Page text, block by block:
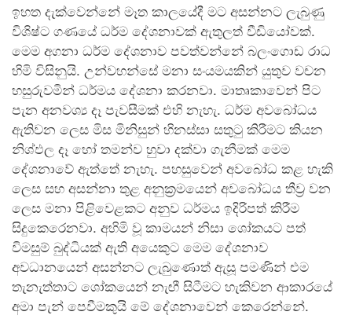
ඉහත දැක්වෙන්නේ මෑත කාලයේදී මට අසන්නට ලැබුණු
විශිෂ්ට ගණයේ ධර්ම දේශනාවක් ඇතුලත් වීඩියෝවක්.
මෙම අගනා ධර්ම දේශනාව පවත්වන්නේ බලංගොඩ රාධ
හිමි විසිනුයි. උන්වහන්සේ මනා සංයමයකින් යුතුව වචන
හසුරුවමින් ධර්මය දේශනා කරනවා. මාතෘකාවෙන් පිට
පැන අනවශ්‍ය දෑ පැවසීමක් එහි නැහැ. ධර්ම අවබෝධය
ඇතිවන ලෙස මිස මිනිසුන් හිනස්සා සතුටු කිරීමට කියන
නිශ්ඵල දෑ හෝ තමන්ව හුවා දක්වා ගැනීමක් මෙම
දේශනාවේ ඇත්තේ නැහැ. පහසුවෙන් අවබෝධ කළ හැකි
ලෙස සහ අසන්නා තුළ අනුක්‍රමයෙන් අවබෝධය තීව්‍ර වන
ලෙස මනා පිළිවෙළකට අනුව ධර්මය ඉදිරිපත් කිරීම
සිදුකෙරෙනවා. අහිමි වූ කාමයන් නිසා ශෝකයට පත්
විමසුම් බුද්ධියක් ඇති අයෙකුට මෙම දේශනාව
අවධානයෙන් අසන්නට ලැබුණොත් ඇසූ පමණින් එම
තැනැත්තාට ශෝකයෙන් නැඟී සිටීමට හැකිවන ආකාරයේ
අමා පැන් පෙවීමකුයි මේ දේශනාවෙන් කෙරෙන්නේ.